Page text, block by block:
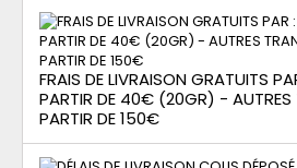
FRAIS DE LIVRAISON GRATUITS
PARTIR DE 40€ (20GR) - AUTRES
PARTIR DE 150€